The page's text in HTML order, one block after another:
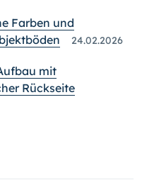
Farben und
24.02.2026
mit
Rückseite